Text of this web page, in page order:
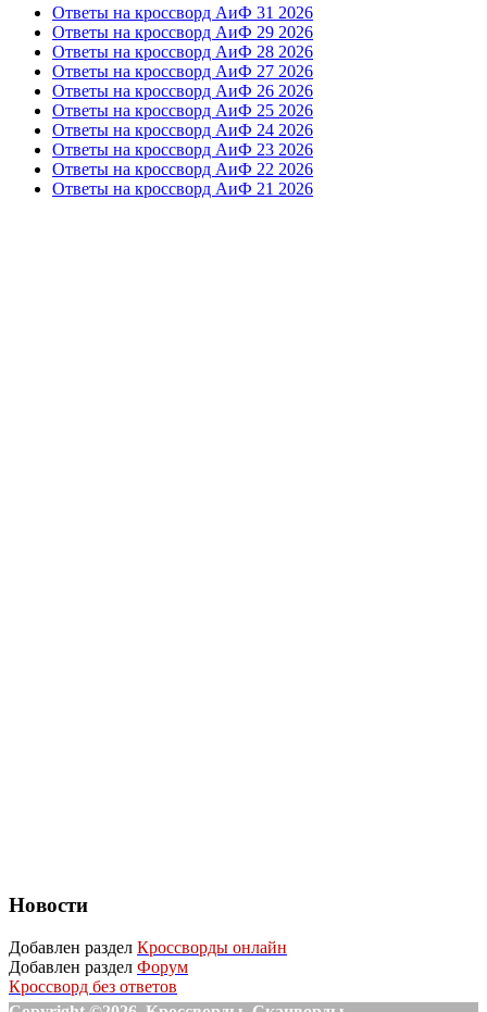
Ответы на кроссворд АиФ 31 2026
Ответы на кроссворд АиФ 29 2026
Ответы на кроссворд АиФ 28 2026
Ответы на кроссворд АиФ 27 2026
Ответы на кроссворд АиФ 26 2026
Ответы на кроссворд АиФ 25 2026
Ответы на кроссворд АиФ 24 2026
Ответы на кроссворд АиФ 23 2026
Ответы на кроссворд АиФ 22 2026
Ответы на кроссворд АиФ 21 2026
Новости
Добавлен раздел Кроссворды онлайн
Добавлен раздел Форум
Кроссворд без ответов